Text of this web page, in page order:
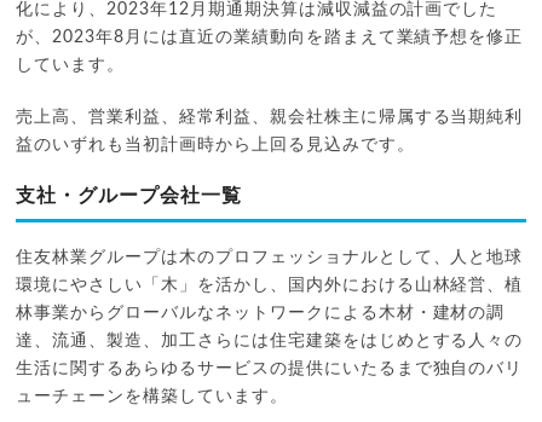
化により、2023年12月期通期決算は減収減益の計画でした
が、2023年8月には直近の業績動向を踏まえて業績予想を修正
しています。
売上高、営業利益、経常利益、親会社株主に帰属する当期純利
益のいずれも当初計画時から上回る見込みです。
支社・グループ会社一覧
住友林業グループは木のプロフェッショナルとして、人と地球
環境にやさしい「木」を活かし、国内外における山林経営、植
林事業からグローバルなネットワークによる木材・建材の調
達、流通、製造、加工さらには住宅建築をはじめとする人々の
生活に関するあらゆるサービスの提供にいたるまで独自のバリ
ューチェーンを構築しています。